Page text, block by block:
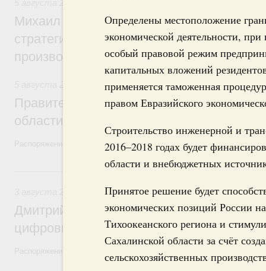
Определены местоположение
экономической деятельности,
особый правовой режим
капитальных вложений
применяется таможенная
правом Евразийского
Строительство инженерной и
2016–2018 годах будет
области и внебюджетных
Принятое решение будет
экономических позиций России
Тихоокеанского региона и
Сахалинской области за счёт
сельскохозяйственных
Михаил Мишустин дал поручения по
стратегической сессии, посвящённой
производительности труда
Национальный проект «Экологическое
Правительство увеличило объём
области в рамках федерального
Распоряжение от 3 августа 2026 года №2067-р
3 августа, понедельник
Регулирование в сфере торговли.
Дмитрий Григоренко возглавил штаб по
цифровых платформ
Распоряжение от 25 июля 2026 года №1966-р